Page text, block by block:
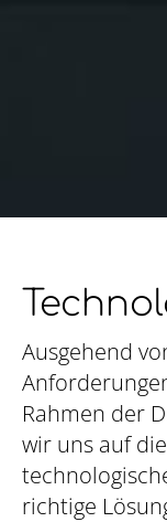
Ausgehend
Rahmen der
wir uns auf
richtige